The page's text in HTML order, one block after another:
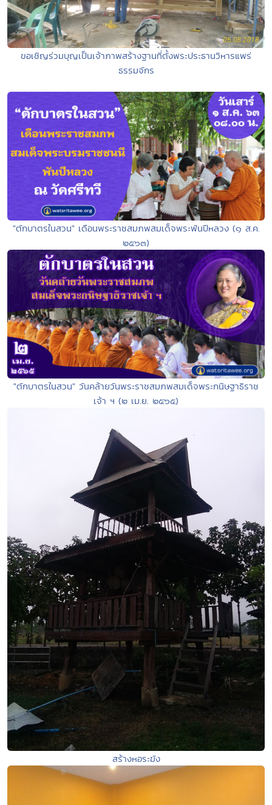
ขอเชิญร่วมบุญเป็นเจ้าภาพสร้างฐานที่ตั้งพระประธานวิหารแพร่
ธรรมจักร
"ตักบาตรในสวน" เดือนพระราชสมภพสมเด็จพระพันปีหลวง (๑ ส.ค.
๒๕๖๓)
"ตักบาตรในสวน" วันคล้ายวันพระราชสมภพสมเด็จพระกนิษฐาธิราช
เจ้า ฯ (๒ เม.ย. ๒๕๖๕)
สร้างหอระฆัง